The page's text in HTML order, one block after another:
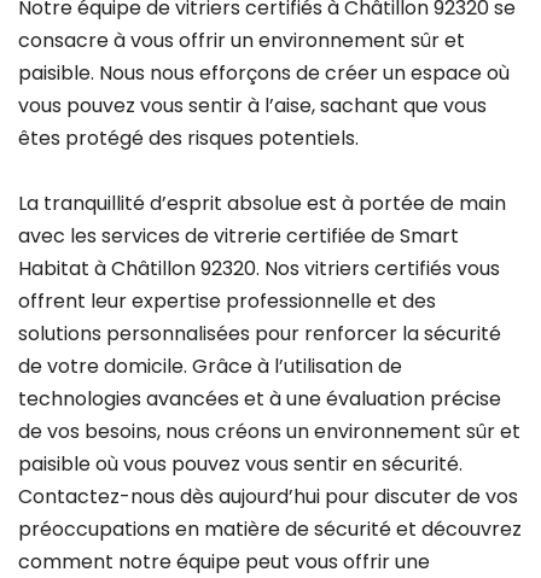
Notre équipe de vitriers certifiés à Châtillon 92320 se
consacre à vous offrir un environnement sûr et
paisible. Nous nous efforçons de créer un espace où
vous pouvez vous sentir à l’aise, sachant que vous
êtes protégé des risques potentiels.
La tranquillité d’esprit absolue est à portée de main
avec les services de vitrerie certifiée de Smart
Habitat à Châtillon 92320. Nos vitriers certifiés vous
offrent leur expertise professionnelle et des
solutions personnalisées pour renforcer la sécurité
de votre domicile. Grâce à l’utilisation de
technologies avancées et à une évaluation précise
de vos besoins, nous créons un environnement sûr et
paisible où vous pouvez vous sentir en sécurité.
Contactez-nous dès aujourd’hui pour discuter de vos
préoccupations en matière de sécurité et découvrez
comment notre équipe peut vous offrir une